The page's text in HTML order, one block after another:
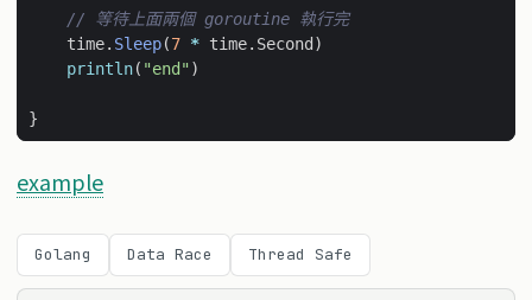
// 等待上面兩個 goroutine 執行完
time. Sleep(7 * time. Second)
println( "end")
}
example
Golang Data Race Thread Safe